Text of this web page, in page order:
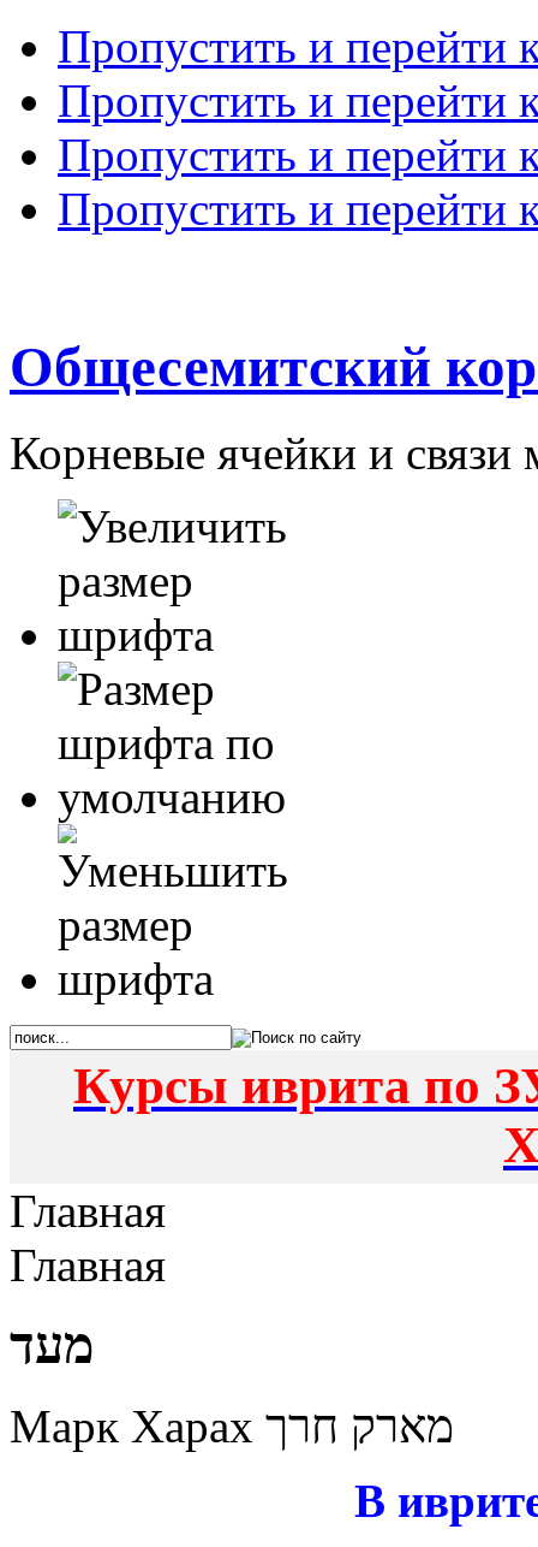
Пропустить и перейти
Пропустить и перейти
Пропустить и перейти
Пропустить и перейти
Общесемитский
Корневые ячейки и
Курсы иврита по
Главная
Главная
מעד
Марк Харах מארק חרך
В